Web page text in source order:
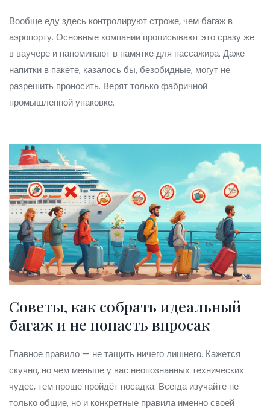
Вообще еду здесь контролируют строже, чем багаж в
аэропорту. Основные компании прописывают это сразу же
в ваучере и напоминают в памятке для пассажира. Даже
напитки в пакете, казалось бы, безобидные, могут не
разрешить проносить. Верят только фабричной
промышленной упаковке.
Советы, как собрать идеальный
багаж и не попасть впросак
Главное правило — не тащить ничего лишнего. Кажется
скучно, но чем меньше у вас неопознанных технических
чудес, тем проще пройдёт посадка. Всегда изучайте не
только общие, но и конкретные правила именно своей